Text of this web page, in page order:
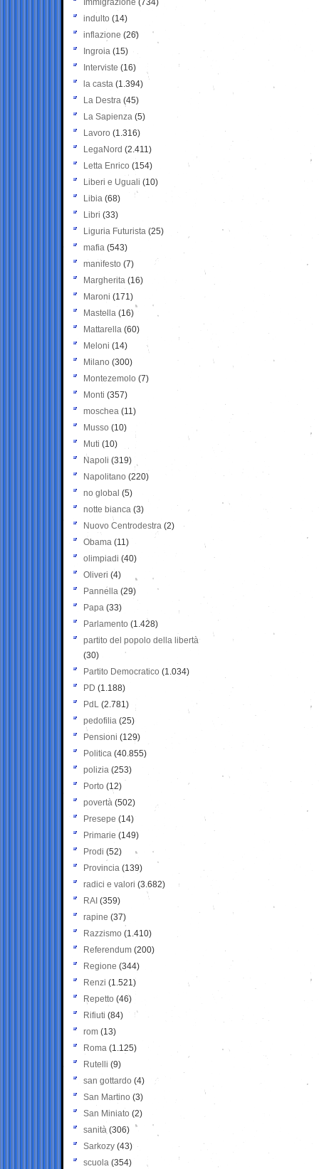
Immigrazione (734)
indulto (14)
inflazione (26)
Ingroia (15)
Interviste (16)
la casta (1.394)
La Destra (45)
La Sapienza (5)
Lavoro (1.316)
LegaNord (2.411)
Letta Enrico (154)
Liberi e Uguali (10)
Libia (68)
Libri (33)
Liguria Futurista (25)
mafia (543)
manifesto (7)
Margherita (16)
Maroni (171)
Mastella (16)
Mattarella (60)
Meloni (14)
Milano (300)
Montezemolo (7)
Monti (357)
moschea (11)
Musso (10)
Muti (10)
Napoli (319)
Napolitano (220)
no global (5)
notte bianca (3)
Nuovo Centrodestra (2)
Obama (11)
olimpiadi (40)
Oliveri (4)
Pannella (29)
Papa (33)
Parlamento (1.428)
partito del popolo della libertà
(30)
Partito Democratico (1.034)
PD (1.188)
PdL (2.781)
pedofilia (25)
Pensioni (129)
Politica (40.855)
polizia (253)
Porto (12)
povertà (502)
Presepe (14)
Primarie (149)
Prodi (52)
Provincia (139)
radici e valori (3.682)
RAI (359)
rapine (37)
Razzismo (1.410)
Referendum (200)
Regione (344)
Renzi (1.521)
Repetto (46)
Rifiuti (84)
rom (13)
Roma (1.125)
Rutelli (9)
san gottardo (4)
San Martino (3)
San Miniato (2)
sanità (306)
Sarkozy (43)
scuola (354)